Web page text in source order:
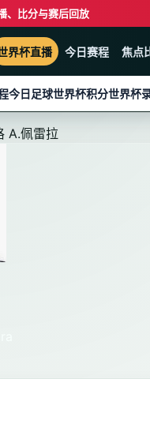
、比分与赛后回放
界杯直播 今日赛程 焦点
今日足球世界杯积分世界杯
A.佩雷拉